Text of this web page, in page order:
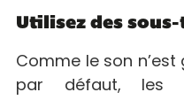
Utilisez des
Comme le son
par défaut, les